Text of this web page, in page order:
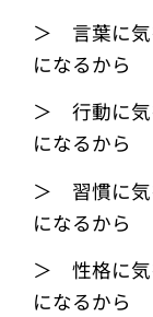
＞ 言葉に気
になるから
＞ 行動に気
になるから
＞ 習慣に気
になるから
＞ 性格に気
になるから